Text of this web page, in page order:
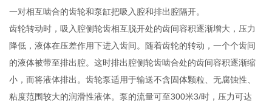
一对相互啮合的齿轮和泵缸把吸入腔和排出腔隔开。
齿轮转动时，吸入腔侧轮齿相互脱开处的齿间容积逐渐增大，压力
降低，液体在压差作用下进入齿间。随着齿轮的转动，一个个齿间
的液体被带至排出腔。这时排出腔侧轮齿啮合处的齿间容积逐渐缩
小，而将液体排出。齿轮泵适用于输送不含固体颗粒、无腐蚀性、
粘度范围较大的润滑性液体。泵的流量可至300米3/时，压力可达